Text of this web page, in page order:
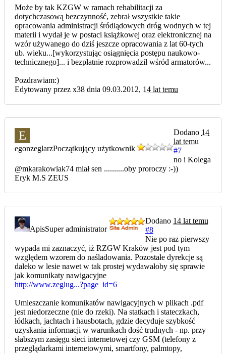
Może by tak KZGW w ramach rehabilitacji za
dotychczasową bezczynność, zebrał wszystkie takie
opracowania administracji śródlądowych dróg wodnych w tej
materii i wydał je w postaci książkowej oraz elektronicznej na
wzór używanego do dziś jeszcze opracowania z lat 60-tych
ub. wieku...[wykorzystując osiągnięcia postępu naukowo-
technicznego]... i bezpłatnie rozprowadził wśród armatorów...
Pozdrawiam:)
Edytowany przez x38 dnia 09.03.2012, 14 lat temu
E
egonzeglarzPoczątkujący użytkownik
Dodano 14
lat temu
#7
no i Kolega
@mkarakowiak74 miał sen ..........oby proroczy :-))
Eryk M.S ZEUS
ApisSuper administrator
Dodano 14 lat temu
#8
Nie po raz pierwszy
wypada mi zaznaczyć, iż RZGW Kraków jest pod tym
względem wzorem do naśladowania. Pozostałe dyrekcje są
daleko w lesie nawet w tak prostej wydawałoby się sprawie
jak komunikaty nawigacyjne
http://www.zeglug...?page_id=6
Umieszczanie komunikatów nawigacyjnych w plikach .pdf
jest niedorzeczne (nie do rzeki). Na statkach i stateczkach,
łódkach, jachtach i hausbotach, gdzie decyduje szybkość
uzyskania informacji w warunkach dość trudnych - np. przy
słabszym zasięgu sieci internetowej czy GSM (telefony z
przeglądarkami internetowymi, smartfony, palmtopy,